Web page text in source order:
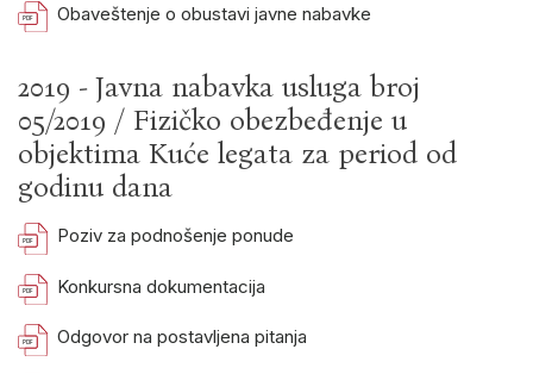
Obaveštenje o obustavi javne nabavke
2019 - Javna nabavka usluga broj
05/2019 / Fizičko obezbeđenje u
objektima Kuće legata za period od
godinu dana
Poziv za podnošenje ponude
Konkursna dokumentacija
Odgovor na postavljena pitanja